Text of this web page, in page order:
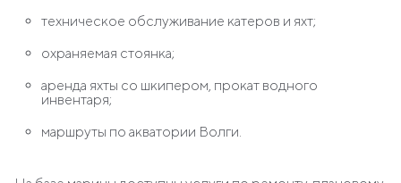
техническое обслуживание катеров и яхт;
охраняемая стоянка;
аренда яхты со шкипером, прокат водного
инвентаря;
маршруты по акватории Волги.